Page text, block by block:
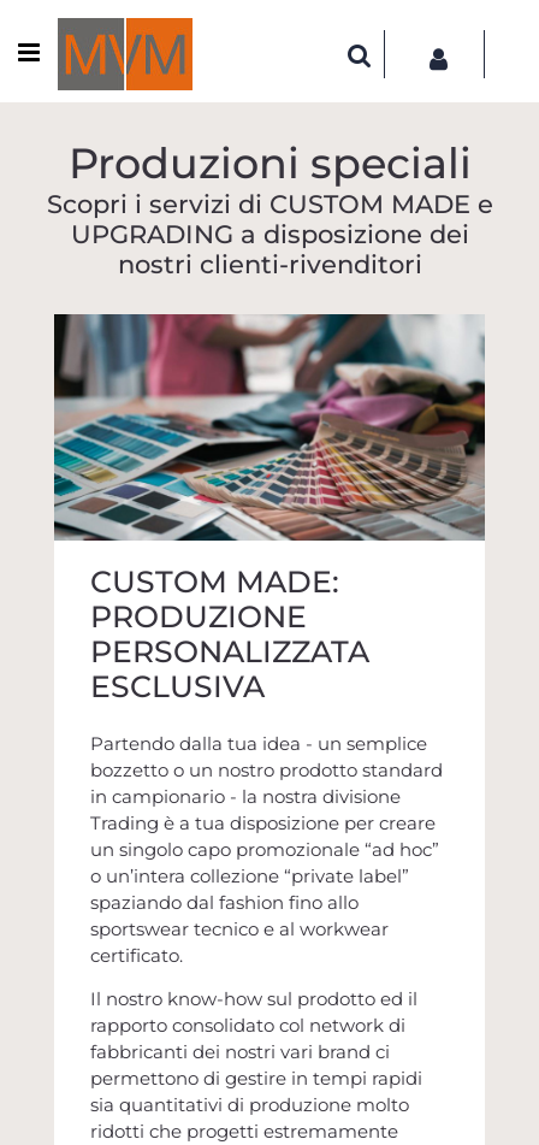
Open menu
Produzioni speciali
Scopri i servizi di CUSTOM MADE e
UPGRADING a disposizione dei
nostri clienti-rivenditori
CUSTOM MADE:
PRODUZIONE
PERSONALIZZATA
ESCLUSIVA
Partendo dalla tua idea - un semplice
bozzetto o un nostro prodotto standard
in campionario - la nostra divisione
Trading è a tua disposizione per creare
un singolo capo promozionale “ad hoc”
o un’intera collezione “private label”
spaziando dal fashion fino allo
sportswear tecnico e al workwear
certificato.
Il nostro know-how sul prodotto ed il
rapporto consolidato col network di
fabbricanti dei nostri vari brand ci
permettono di gestire in tempi rapidi
sia quantitativi di produzione molto
ridotti che progetti estremamente